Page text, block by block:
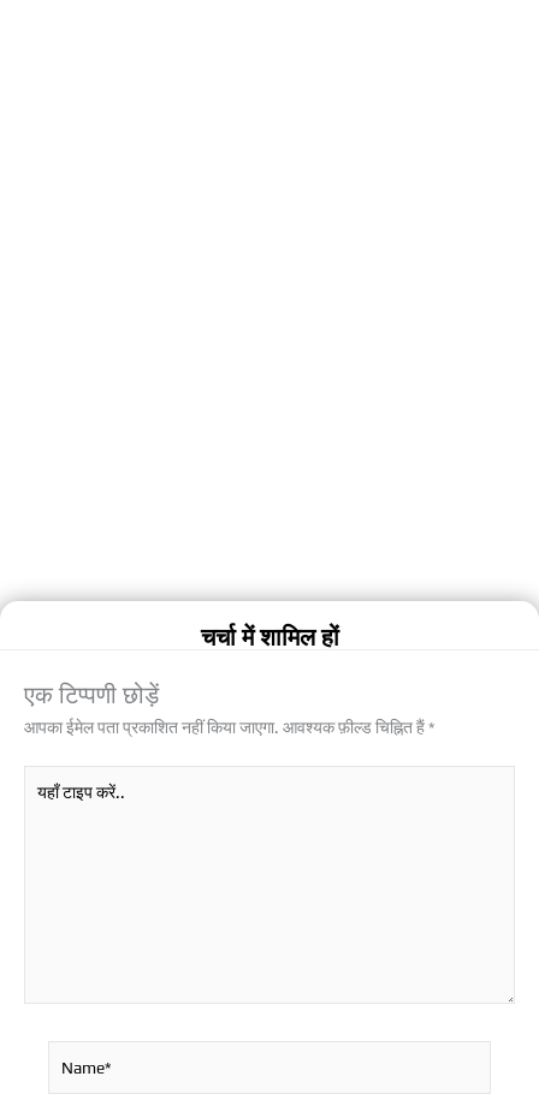
चर्चा में शामिल हों
एक टिप्पणी छोड़ें
आपका ईमेल पता प्रकाशित नहीं किया जाएगा. आवश्यक फ़ील्ड चिह्नित हैं*
टाइप